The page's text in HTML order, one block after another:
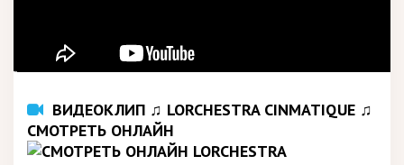
ВИДЕОКЛИП ♫ LORCHESTRA CINMATIQUE ♫
СМОТРЕТЬ ОНЛАЙН